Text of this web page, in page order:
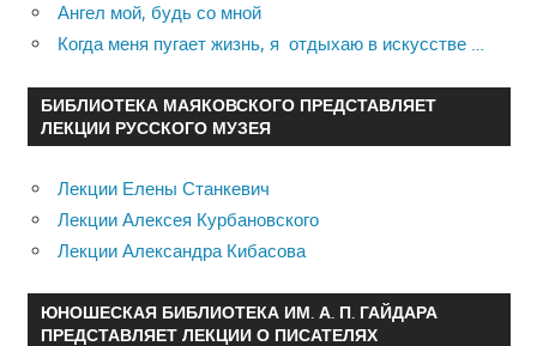
Ангел мой, будь со мной
Когда меня пугает жизнь, я отдыхаю в искусстве …
БИБЛИОТЕКА МАЯКОВСКОГО ПРЕДСТАВЛЯЕТ
ЛЕКЦИИ РУССКОГО МУЗЕЯ
Лекции Елены Станкевич
Лекции Алексея Курбановского
Лекции Александра Кибасова
ЮНОШЕСКАЯ БИБЛИОТЕКА ИМ. А. П. ГАЙДАРА
ПРЕДСТАВЛЯЕТ ЛЕКЦИИ О ПИСАТЕЛЯХ